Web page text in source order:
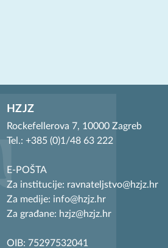
HZJZ
Rockefellerova 7, 10000 Zagreb
Tel.: +385 (0)1/48 63 222
E-POŠTA
Za institucije: ravnateljstvo@hzjz.hr
Za medije: info@hzjz.hr
Za građane: hzjz@hzjz.hr
OIB: 75297532041